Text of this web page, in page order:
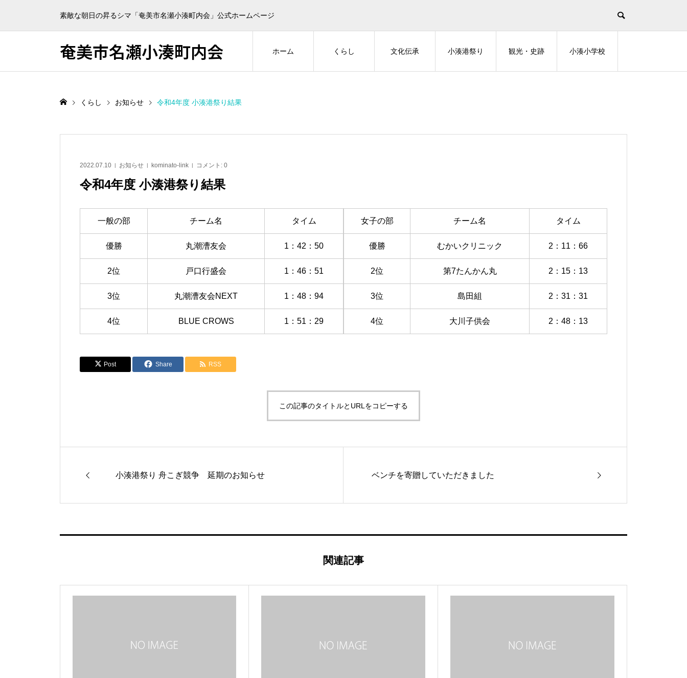
素敵な朝日の昇るシマ「奄美市名瀬小湊町内会」公式ホームページ
奄美市名瀬小湊町内会 ホーム くらし 文化伝承 小湊港祭り 観光・史跡 小湊小学校
くらし お知らせ 令和4年度 小湊港祭り結果
2022.07.10 お知らせ kominato-link コメント: 0
令和4年度 小湊港祭り結果
一般の部 チーム名 タイム
優勝 丸潮漕友会 1：42：50
2位 戸口行盛会 1：46：51
3位 丸潮漕友会NEXT 1：48：94
4位 BLUE CROWS 1：51：29
女子の部 チーム名 タイム
優勝 むかいクリニック 2：11：66
2位 第7たんかん丸 2：15：13
3位 島田組 2：31：31
4位 大川子供会 2：48：13
Post Share RSS
この記事のタイトルとURLをコピーする
小湊港祭り 舟こぎ競争 延期のお知らせ ベンチを寄贈していただきました
関連記事